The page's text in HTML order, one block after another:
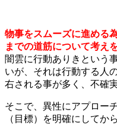
物事をスムーズに進める
までの道筋について考え
闇雲に行動ありきという
いが、それは行動する人
右される事が多く、不確
そこで、異性にアプロー
（目標）を明確にしてか